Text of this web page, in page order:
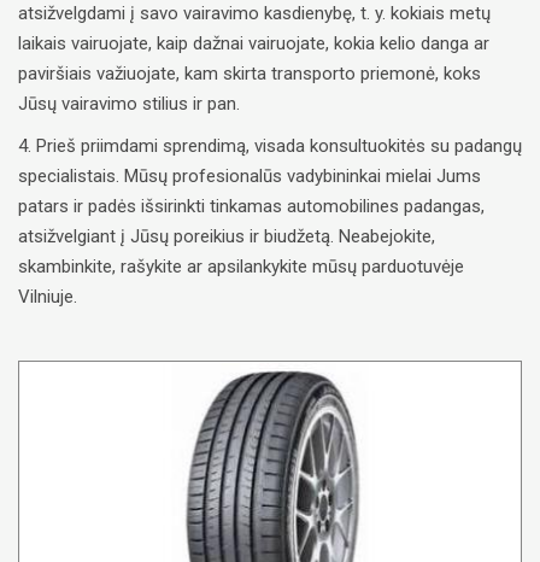
atsižvelgdami į savo vairavimo kasdienybę, t. y. kokiais metų
laikais vairuojate, kaip dažnai vairuojate, kokia kelio danga ar
paviršiais važiuojate, kam skirta transporto priemonė, koks
Jūsų vairavimo stilius ir pan.
4. Prieš priimdami sprendimą, visada konsultuokitės su padangų
specialistais. Mūsų profesionalūs vadybininkai mielai Jums
patars ir padės išsirinkti tinkamas automobilines padangas,
atsižvelgiant į Jūsų poreikius ir biudžetą. Neabejokite,
skambinkite, rašykite ar apsilankykite mūsų parduotuvėje
Vilniuje.